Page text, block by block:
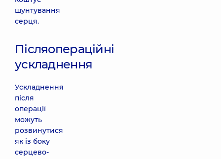
шунтування
серця.
Післяопераційні
ускладнення
Ускладнення
після
операції
можуть
розвинутися
як із боку
серцево-